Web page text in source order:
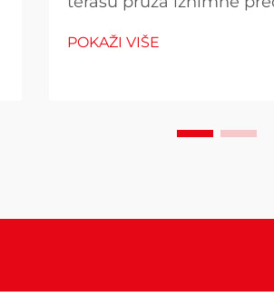
razlikuju od alternativnih
POKAŽI VIŠE